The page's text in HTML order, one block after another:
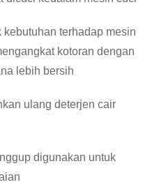
terhadap mesin
kotoran dengan
lebih bersih
ulang deterjen cair
digunakan untuk